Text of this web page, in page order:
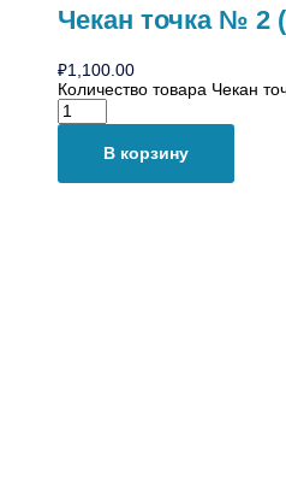
Чекан точка № 2
₽1,100.00
Количество товара Чекан
В корзину